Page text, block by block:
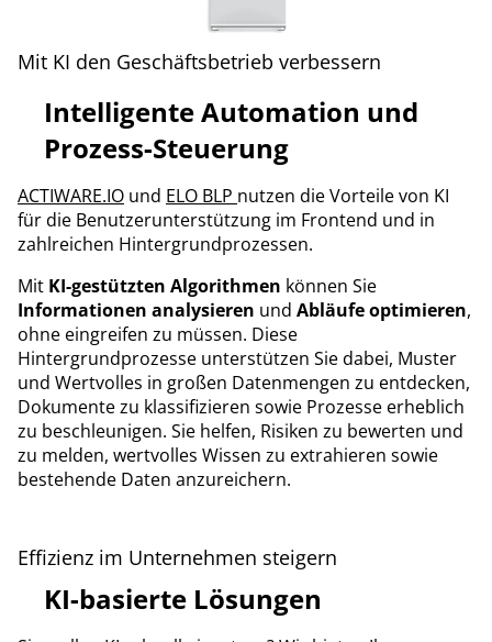
Mit KI den Geschäftsbetrieb verbessern
Intelligente Automation und
Prozess-Steuerung
ACTIWARE.IO und ELO BLP nutzen die Vorteile von KI
für die Benutzerunterstützung im Frontend und in
zahlreichen Hintergrundprozessen.
Mit KI-gestützten Algorithmen können Sie
Informationen analysieren und Abläufe optimieren,
ohne eingreifen zu müssen. Diese
Hintergrundprozesse unterstützen Sie dabei, Muster
und Wertvolles in großen Datenmengen zu entdecken,
Dokumente zu klassifizieren sowie Prozesse erheblich
zu beschleunigen. Sie helfen, Risiken zu bewerten und
zu melden, wertvolles Wissen zu extrahieren sowie
bestehende Daten anzureichern.
Effizienz im Unternehmen steigern
KI-basierte Lösungen